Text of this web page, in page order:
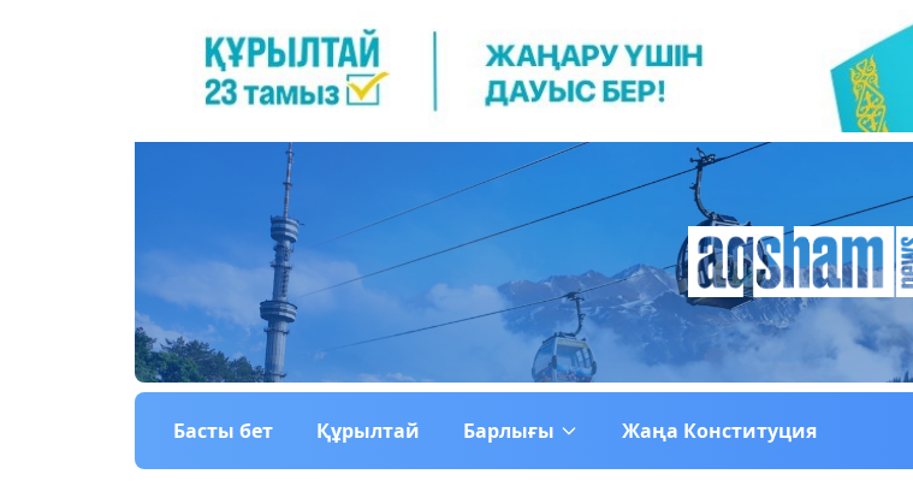
Басты бет Құрылтай Барлығы Жаңа Конституция